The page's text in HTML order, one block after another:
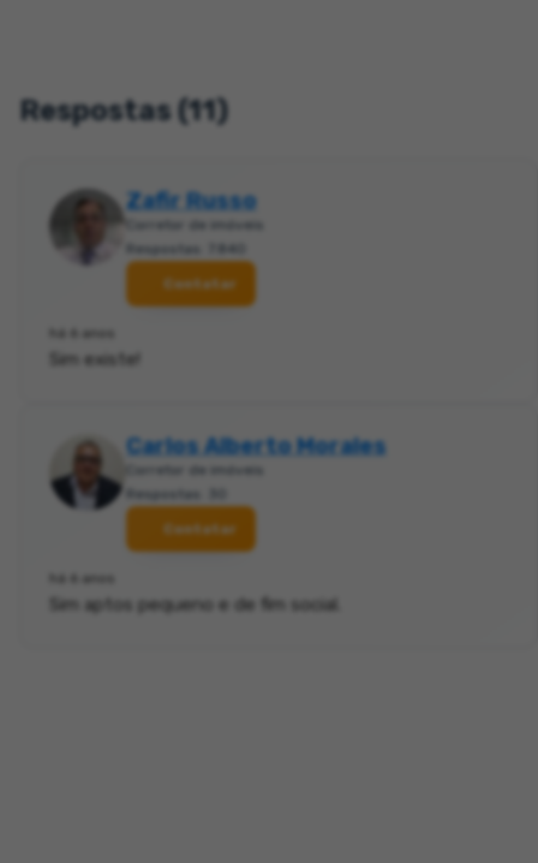
Respostas (11)
Zafir Russo
Corretor de imóveis
Respostas: 7.840
Contatar
há 6 anos
Sim existe!
Carlos Alberto Morales
Corretor de imóveis
Respostas: 30
Contatar
há 6 anos
Sim aptos pequeno e de fim social.